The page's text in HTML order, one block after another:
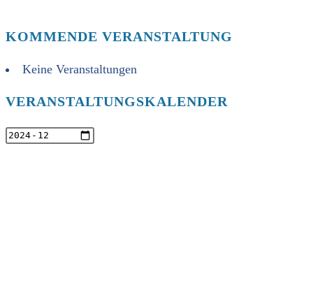
KOMMENDE VERANSTALTUNG
Keine Veranstaltungen
VERANSTALTUNGSKALENDER